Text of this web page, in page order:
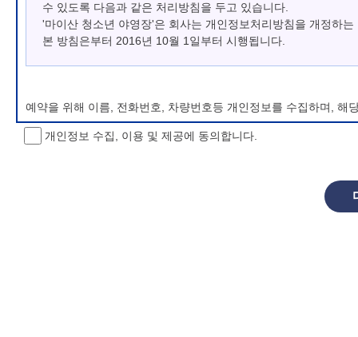
수 있도록 다음과 같은 처리방침을 두고 있습니다.
'마이산 청소년 야영장'은 회사는 개인정보처리방침을 개정하
본 방침은부터 2016년 10월 1일부터 시행됩니다.
예약을 위해 이름, 전화번호, 차량번호등 개인정보를 수집하며, 해
개인정보 처리방침 변경
개인정보 수집, 이용 및 제공에 동의합니다.